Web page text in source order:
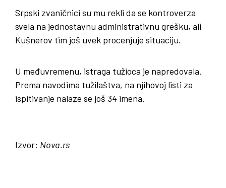
Srpski zvaničnici su mu rekli da se kontroverza
svela na jednostavnu administrativnu grešku, ali
Kušnerov tim još uvek procenjuje situaciju.
U međuvremenu, istraga tužioca je napredovala.
Prema navodima tužilaštva, na njihovoj listi za
ispitivanje nalaze se još 34 imena.
Izvor: Nova.rs